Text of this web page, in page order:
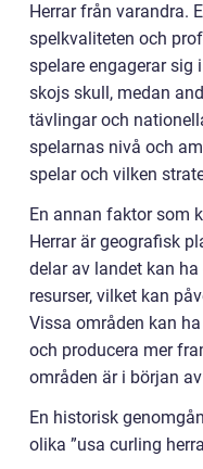
Herrar från varandra.
spelkvaliteten och
spelare engagerar sig
skojs skull, medan
tävlingar och
spelarnas nivå och
spelar och vilken
En annan faktor som
Herrar är geografisk
delar av landet kan
resurser, vilket kan
Vissa områden kan
och producera mer
områden är i början
En historisk
olika ”usa curling